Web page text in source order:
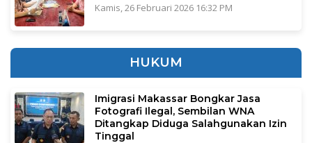
Kamis, 26 Februari 2026 16:32 PM
HUKUM
Imigrasi Makassar Bongkar Jasa
Fotografi Ilegal, Sembilan WNA
Ditangkap Diduga Salahgunakan Izin
Tinggal